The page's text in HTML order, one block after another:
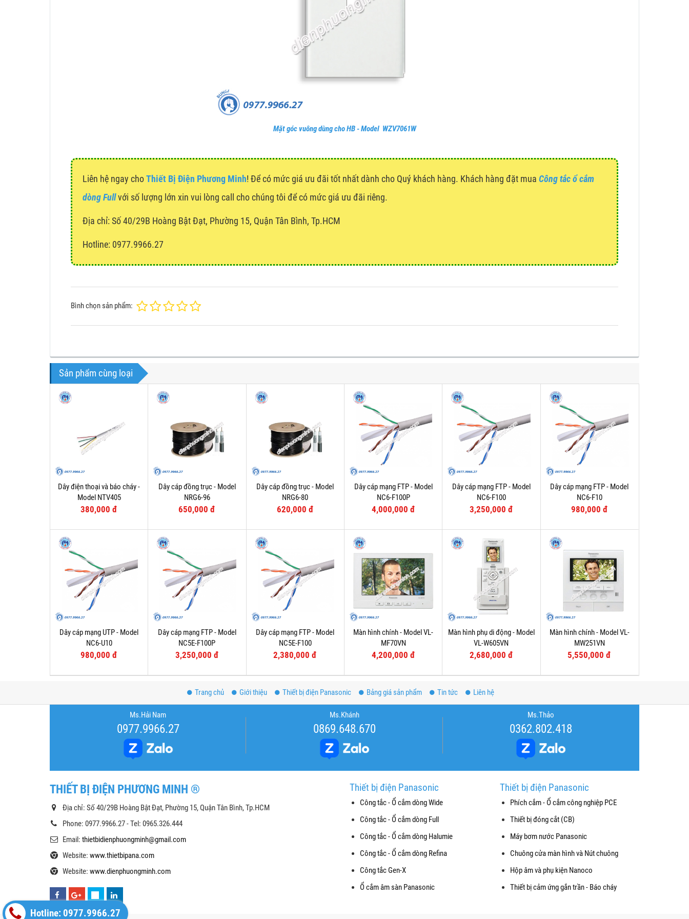
Mặt góc vuông dùng cho HB - Model WZV7061W
Liên hệ ngay choThiết Bị Điện Phương Minh! Để có mức giá ưu đãi tốt nhất dành cho Quý khách hàng. Khách hàng đặt mua Công tắc ổ cắm
dòng Fullvới số lượng lớn xin vui lòng call cho chúng tôi để có mức giá ưu đãi riêng.
Địa chỉ: Số 40/29B Hoàng Bật Đạt, Phường 15, Quận Tân Bình, Tp.HCM
Hotline: 0977.9966.27
Bình chọn sản phẩm:
Sản phẩm cùng loại
Dây điện thoại và báo cháy -
Model NTV405
380,000 đ
Dây cáp đồng trục - Model
NRG6-96
650,000 đ
Dây cáp đồng trục - Model
NRG6-80
620,000 đ
Dây cáp mạng FTP - Model
NC6-F100P
4,000,000 đ
Dây cáp mạng FTP - Model
NC6-F100
3,250,000 đ
Dây cáp mạng FTP - Model
NC6-F10
980,000 đ
Dây cáp mạng UTP - Model
NC6-U10
980,000 đ
Dây cáp mạng FTP - Model
NC5E-F100P
3,250,000 đ
Dây cáp mạng FTP - Model
NC5E-F100
2,380,000 đ
Màn hình chính - Model VL-
MF70VN
4,200,000 đ
Màn hình phụ di động - Model
VL-W605VN
2,680,000 đ
Màn hình chính - Model VL-
MW251VN
5,550,000 đ
Trang chủ Giới thiệu Thiết bị điện Panasonic Bảng giá sản phẩm Tin tức Liên hệ
Ms.Hải Nam
0977.9966.27
Ms.Khánh
0869.648.670
Ms.Thảo
0362.802.418
THIẾT BỊ ĐIỆN PHƯƠNG MINH ®
Địa chỉ: Số 40/29B Hoàng Bật Đạt, Phường 15, Quận Tân Bình, Tp.HCM
Phone: 0977.9966.27 - Tel: 0965.326.444
Email: thietbidienphuongminh@gmail.com
Website: www.thietbipana.com
Website: www.dienphuongminh.com
Thiết bị điện Panasonic
Công tắc - Ổ cắm dòng Wide
Công tắc - Ổ cắm dòng Full
Công tắc - Ổ cắm dòng Halumie
Công tắc - Ổ cắm dòng Refina
Công tắc Gen-X
Ổ cắm âm sàn Panasonic
Thiết bị điện Panasonic
Phích cắm - Ổ cắm công nghiệp PCE
Thiết bị đóng cắt (CB)
Máy bơm nước Panasonic
Chuông cửa màn hình và Nút chuông
Hộp âm và phụ kiện Nanoco
Thiết bị cảm ứng gắn trần - Báo cháy
Hotline: 0977.9966.27